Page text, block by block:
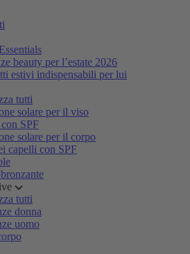
beauty per l’estate 2026
estivi indispensabili per lui
tutti
solare per il viso
SPF
solare per il corpo
capelli con SPF
tutti
donna
uomo